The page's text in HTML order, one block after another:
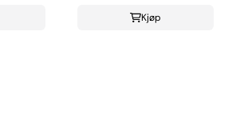
Kjøp